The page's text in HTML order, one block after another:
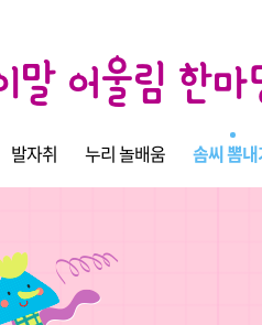
말 어울림 한마
발자취 누리 놀배움 솜씨 뽐내